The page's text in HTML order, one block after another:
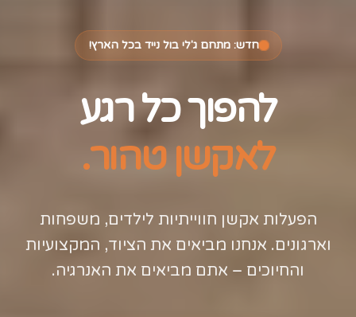
חדש: מתחם ג'לי בול נייד בכל הארץ!
להפוך כל רגע
לאקשן טהור.
הפעלות אקשן חווייתיות לילדים, משפחות
וארגונים. אנחנו מביאים את הציוד, המקצועיות
והחיוכים – אתם מביאים את האנרגיה.